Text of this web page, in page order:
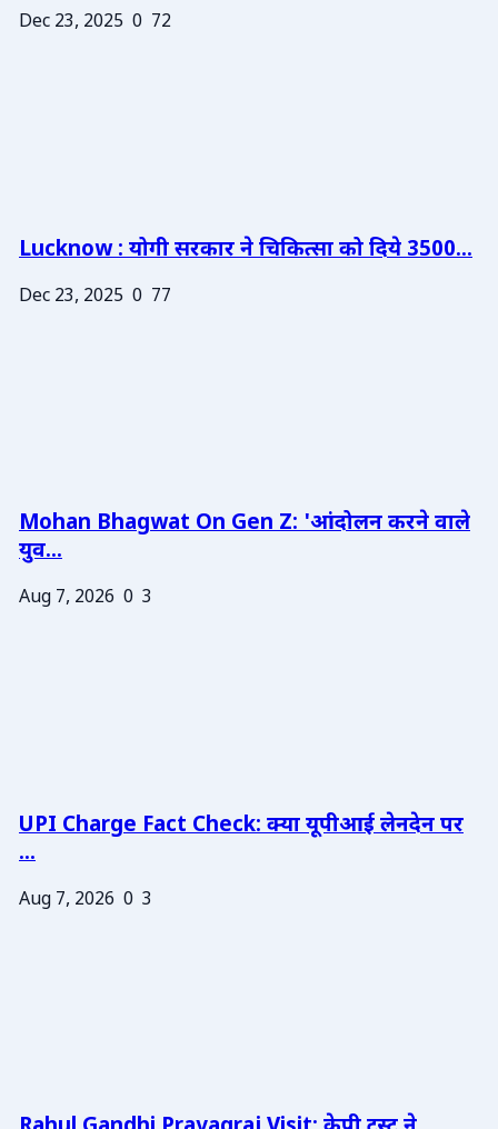
Dec 23, 2025 0 72
Lucknow : योगी सरकार ने चिकित्सा को दिये 3500...
Dec 23, 2025 0 77
Mohan Bhagwat On Gen Z: 'आंदोलन करने वाले
युव...
Aug 7, 2026 0 3
UPI Charge Fact Check: क्या यूपीआई लेनदेन पर
...
Aug 7, 2026 0 3